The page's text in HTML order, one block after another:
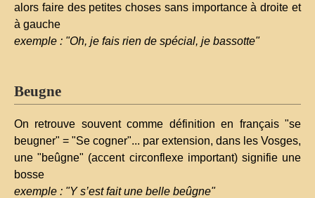
alors faire des petites choses sans importance à droite et
à gauche
exemple : "Oh, je fais rien de spécial, je bassotte"
Beugne
On retrouve souvent comme définition en français "se
beugner" = "Se cogner"... par extension, dans les Vosges,
une "beûgne" (accent circonflexe important) signifie une
bosse
exemple : "Y s’est fait une belle beûgne"